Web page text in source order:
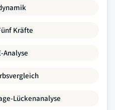
Kräfte
Analyse
Lückenanalyse